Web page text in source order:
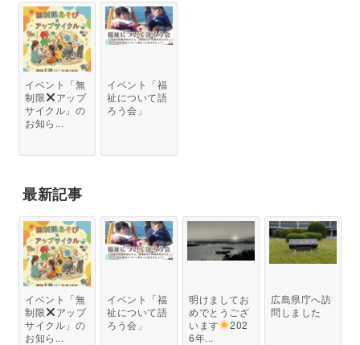
イベント「無
制限
アップ
サイクル」の
お知ら...
イベント「福
祉について語
ろう会」
最新記事
イベント「無
制限
アップ
サイクル」の
お知ら...
イベント「福
祉について語
ろう会」
明けましてお
めでとうござ
います
202
6年...
広島県庁へ訪
問しました